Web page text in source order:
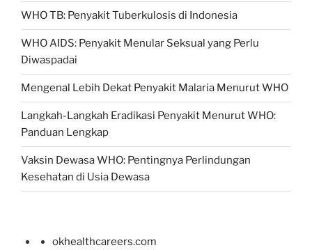
WHO TB: Penyakit Tuberkulosis di Indonesia
WHO AIDS: Penyakit Menular Seksual yang Perlu
Diwaspadai
Mengenal Lebih Dekat Penyakit Malaria Menurut WHO
Langkah-Langkah Eradikasi Penyakit Menurut WHO:
Panduan Lengkap
Vaksin Dewasa WHO: Pentingnya Perlindungan
Kesehatan di Usia Dewasa
okhealthcareers.com